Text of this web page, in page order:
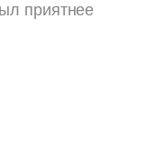
приятнее